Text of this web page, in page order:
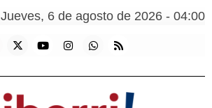
Jueves, 6 de agosto de 2026 - 04:00